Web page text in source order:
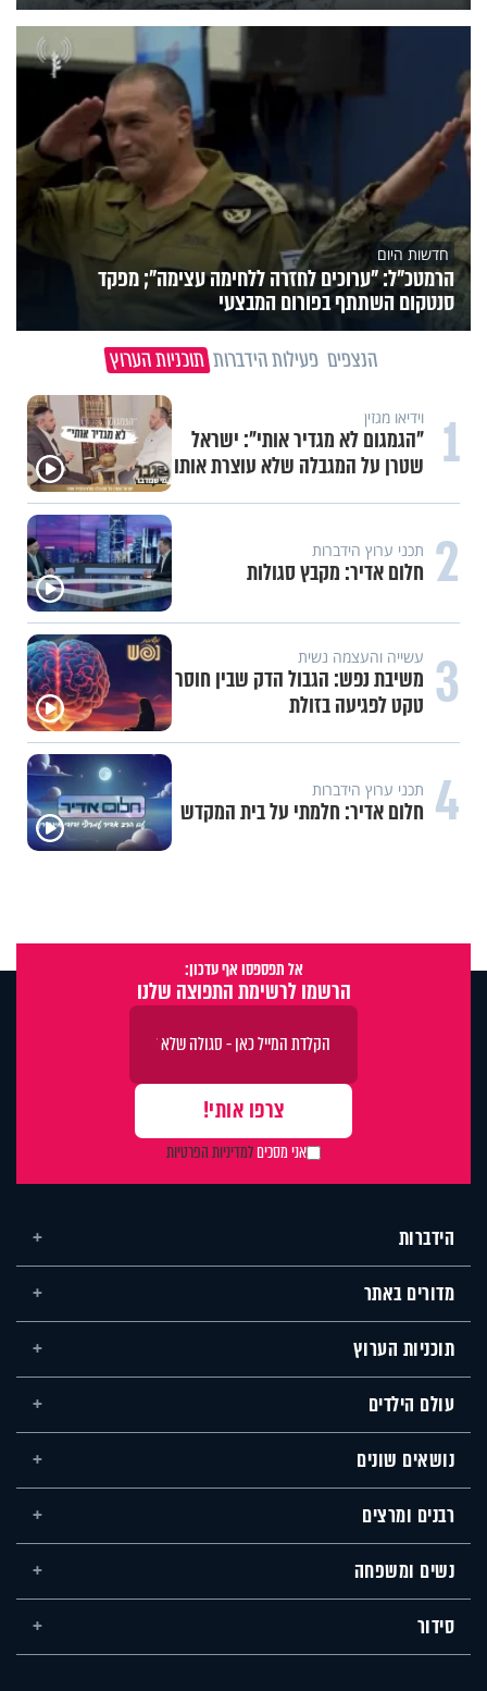
חדשות היום
הרמטכ״ל: "ערוכים לחזרה ללחימה עצימה"; מפקד
סנטקום השתתף בפורום המבצעי
הנצפים פעילות הידברות תוכניות הערוץ
1 וידיאו מגזין
"הגמגום לא מגדיר אותי": ישראל
שטרן על המגבלה שלא עוצרת אותו
2 תכני ערוץ הידברות
חלום אדיר: מקבץ סגולות
3 עשייה והעצמה נשית
משיבת נפש: הגבול הדק שבין חוסר
טקט לפגיעה בזולת
4 תכני ערוץ הידברות
חלום אדיר: חלמתי על בית המקדש
אל תפספסו אף עדכון:
הרשמו לרשימת התפוצה שלנו
אני מסכיםלמדיניות הפרטיות
הידברות
מדורים באתר
תוכניות הערוץ
עולם הילדים
נושאים שונים
רבנים ומרצים
נשים ומשפחה
סידור